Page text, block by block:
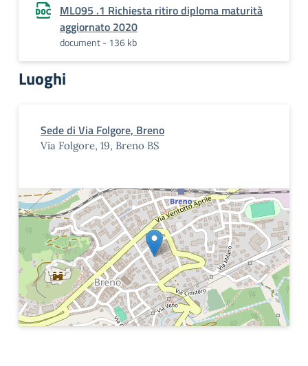
ML095 .1 Richiesta ritiro diploma maturità
aggiornato 2020
document - 136 kb
Luoghi
Sede di Via Folgore, Breno
Via Folgore, 19, Breno BS